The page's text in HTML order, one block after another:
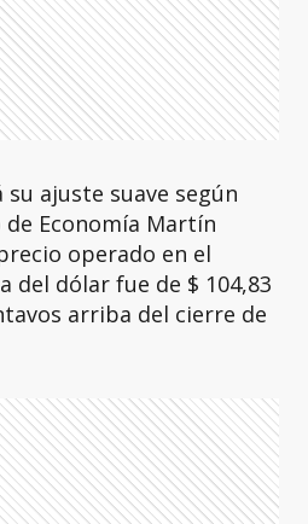
ajuste suave según
Economía Martín
operado en el
del dólar fue de $ 104,83
arriba del cierre de